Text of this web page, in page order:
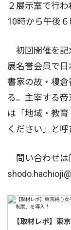
２展示室で行
10時から午後６
初回開催を記
展名誉会員で
書家の故・榎
る。主宰する
は「地域・教
ください」と呼
問い合わせは
【取材レポ】東